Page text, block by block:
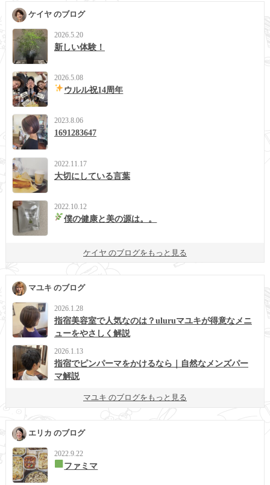
ケイヤ のブログ
2026.5.20
新しい体験！
2026.5.08
ウルル祝14周年
2023.8.06
1691283647
2022.11.17
大切にしている言葉
2022.10.12
僕の健康と美の源は。。
ケイヤ のブログをもっと見る
マユキ のブログ
2026.1.28
指宿美容室で人気なのは？uluruマユキが得意なメニ
ューをやさしく解説
2026.1.13
指宿でピンパーマをかけるなら｜自然なメンズパー
マ解説
マユキ のブログをもっと見る
エリカ のブログ
2022.9.22
ファミマ